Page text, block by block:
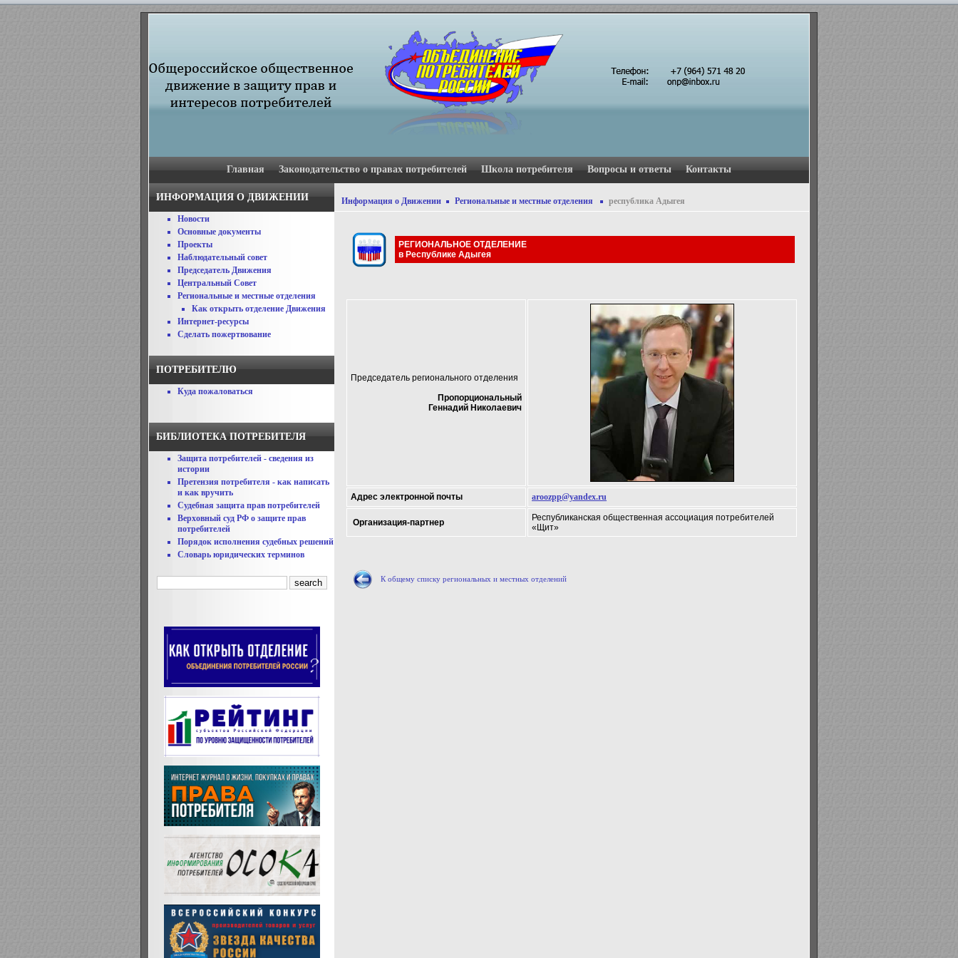
Главная Законодательство о правах потребителей Школа потребителя Вопросы и ответы Контакты
ИНФОРМАЦИЯ О ДВИЖЕНИИ
Новости
Основные документы
Проекты
Наблюдательный совет
Председатель Движения
Центральный Совет
Региональные и местные отделения
Как открыть отделение Движения
Интернет-ресурсы
Сделать пожертвование
ПОТРЕБИТЕЛЮ
Куда пожаловаться
БИБЛИОТЕКА ПОТРЕБИТЕЛЯ
Защита потребителей - сведения из
истории
Претензия потребителя - как написать
и как вручить
Судебная защита прав потребителей
Верховный суд РФ о защите прав
потребителей
Порядок исполнения судебных решений
Словарь юридических терминов
Информация о Движении Региональные и местные отделения республика Адыгея
РЕГИОНАЛЬНОЕ ОТДЕЛЕНИЕ
в Республике Адыгея
Председатель регионального отделения
Пропорциональный
Геннадий Николаевич
Адрес электронной почты aroozpp@yandex.ru
Организация-партнер
Республиканская общественная ассоциация потребителей
«Щит»
К общему списку региональных и местных отделений